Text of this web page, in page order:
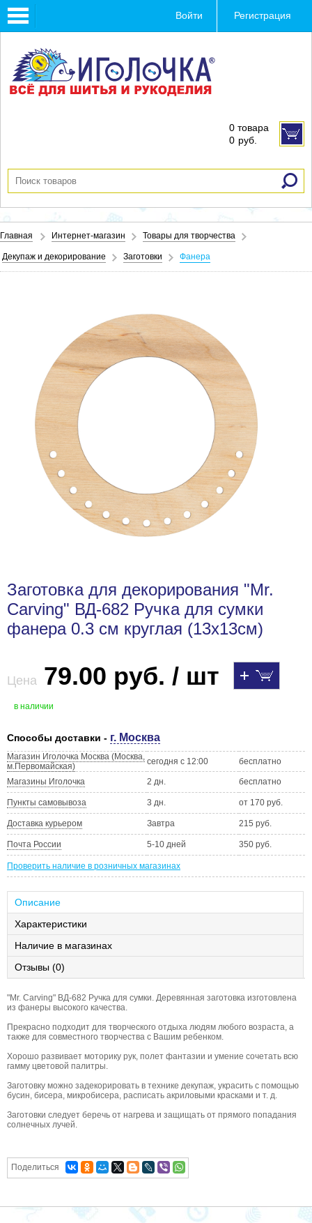
Toggle
navigation
Войти Регистрация
0 товара
0 руб.
Главная Интернет-магазин Товары для творчества
Декупаж и декорирование Заготовки Фанера
Заготовка для декорирования "Mr.
Carving" ВД-682 Ручка для сумки
фанера 0.3 см круглая (13х13см)
Цена 79.00 руб. / шт
в наличии
Способы доставки - г. Москва
Магазин Иголочка Москва (Москва,
м.Первомайская)
сегодня с 12:00 бесплатно
Магазины Иголочка 2 дн. бесплатно
Пункты самовывоза 3 дн. от 170 руб.
Доставка курьером Завтра 215 руб.
Почта России 5-10 дней 350 руб.
Проверить наличие в розничных магазинах
Описание
Характеристики
Наличие в магазинах
Отзывы (0)
"Mr. Carving" ВД-682 Ручка для сумки. Деревянная заготовка изготовлена
из фанеры высокого качества.
Прекрасно подходит для творческого отдыха людям любого возраста, а
также для совместного творчества с Вашим ребенком.
Хорошо развивает моторику рук, полет фантазии и умение сочетать всю
гамму цветовой палитры.
Заготовку можно задекорировать в технике декупаж, украсить с помощью
бусин, бисера, микробисера, расписать акриловыми красками и т. д.
Заготовки следует беречь от нагрева и защищать от прямого попадания
солнечных лучей.
Поделиться